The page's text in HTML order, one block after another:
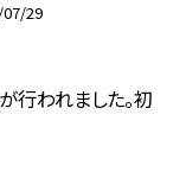
29
行われました。初